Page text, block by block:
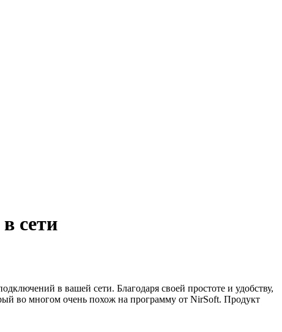
сети
в вашей сети. Благодаря своей простоте и удобству,
во многом очень похож на программу от NirSoft. Продукт